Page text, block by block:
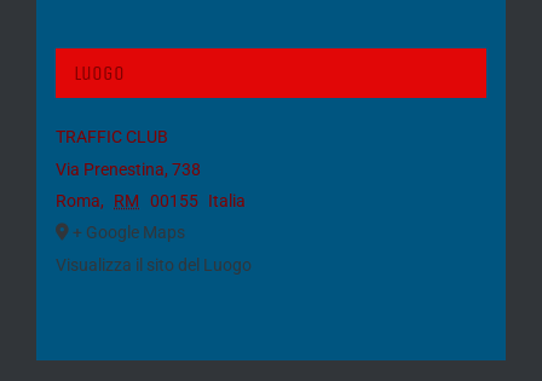
Luogo
TRAFFIC CLUB
Via Prenestina, 738
Roma, RM 00155 Italia
+ Google Maps
Visualizza il sito del Luogo